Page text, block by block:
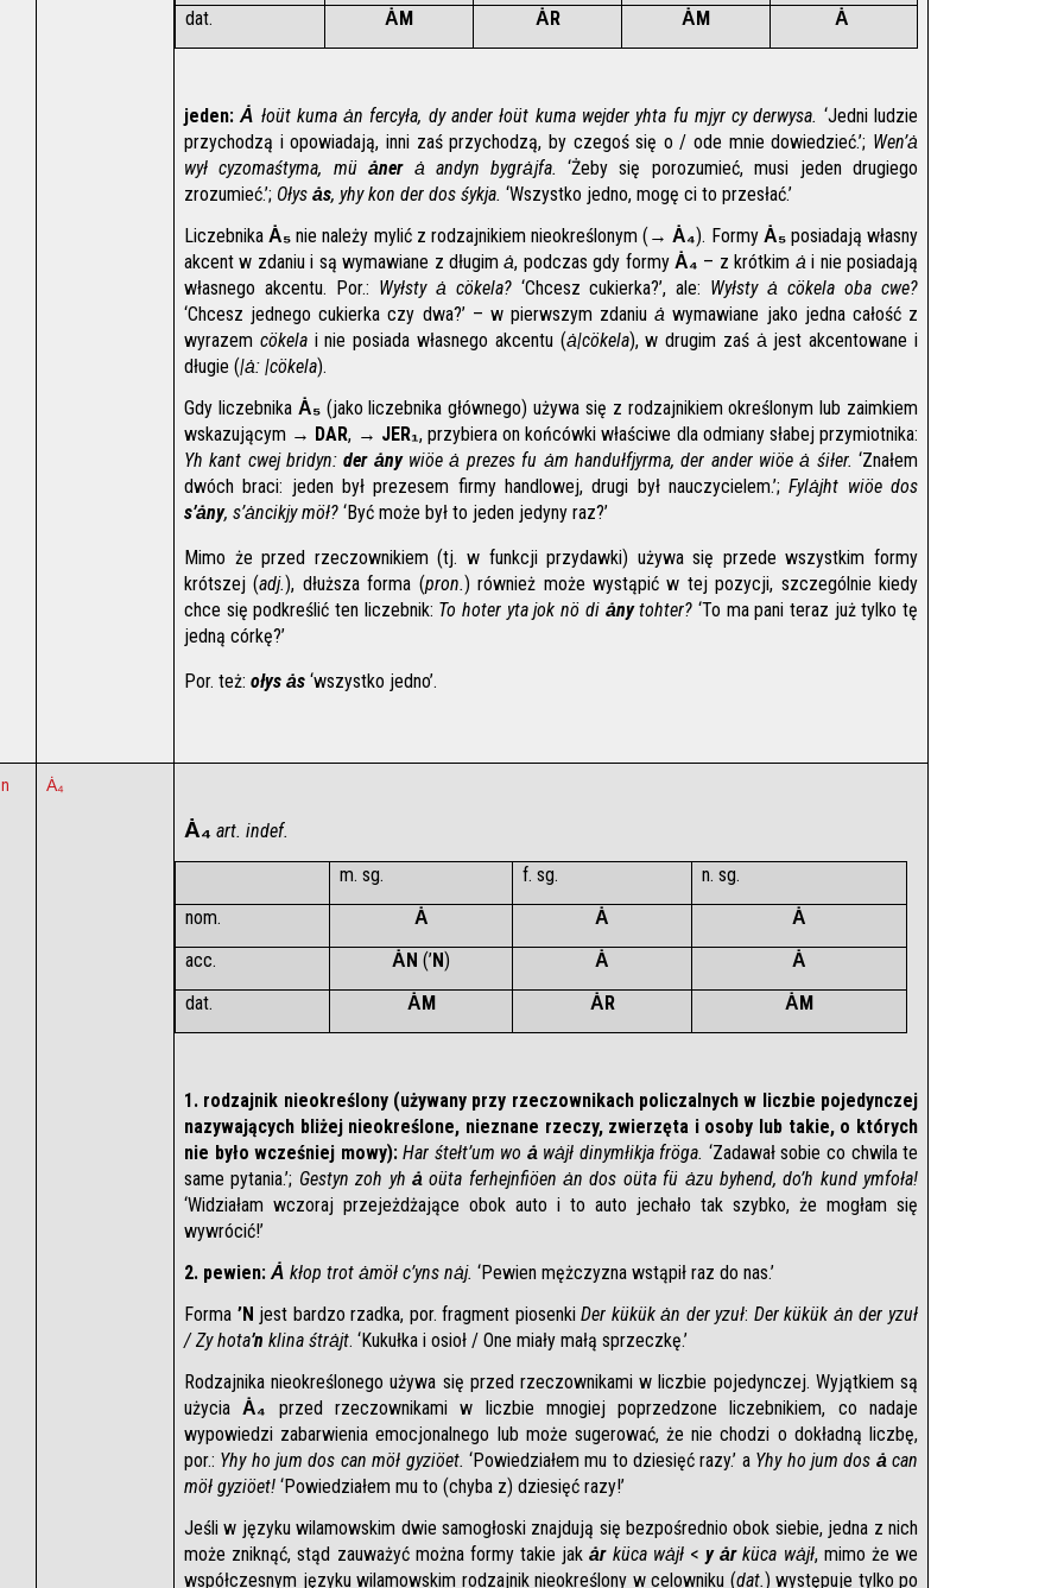
dat.
ȦM ȦR ȦM Ȧ
jeden: Ȧ łoüt kuma ȧn fercyła, dy ander łoüt kuma wejder yhta fu mjyr cy derwysa. ‘Jedni ludzie
przychodzą i opowiadają, inni zaś przychodzą, by czegoś się o / ode mnie dowiedzieć.’; Wen’ȧ
wył cyzomaśtyma, mü ȧner ȧ andyn bygrȧjfa. ‘Żeby się porozumieć, musi jeden drugiego
zrozumieć.’; Ołys ȧs, yhy kon der dos śykja. ‘Wszystko jedno, mogę ci to przesłać.’
Liczebnika Ȧ₅ nie należy mylić z rodzajnikiem nieokreślonym (→ Ȧ₄). Formy Ȧ₅ posiadają własny
akcent w zdaniu i są wymawiane z długim ȧ, podczas gdy formy Ȧ₄ – z krótkim ȧ i nie posiadają
własnego akcentu. Por.: Wyłsty ȧ cökela? ‘Chcesz cukierka?’, ale: Wyłsty ȧ cökela oba cwe?
‘Chcesz jednego cukierka czy dwa?’ – w pierwszym zdaniu ȧ wymawiane jako jedna całość z
wyrazem cökela i nie posiada własnego akcentu (ȧ|cökela), w drugim zaś ȧ jest akcentowane i
długie (|ȧ: |cökela).
Gdy liczebnika Ȧ₅ (jako liczebnika głównego) używa się z rodzajnikiem określonym lub zaimkiem
wskazującym → DAR, → JER₁
Yh kant cwej bridyn: der ȧny wiöe ȧ prezes fu ȧm handułfjyrma, der ander wiöe ȧ śiłer. ‘Znałem
dwóch braci: jeden był prezesem firmy handlowej, drugi był nauczycielem.’;
s’ȧny, s’ȧncikjy möł? ‘Być może był to jeden jedyny raz?’
Mimo że przed rzeczownikiem (tj. w funkcji przydawki) używa się przede wszystkim formy
krótszej (adj.), dłuższa forma (pron.) również może wystąpić w tej pozycji, szczególnie kiedy
chce się podkreślić ten liczebnik: To hoter yta jok nö di ȧny tohter? ‘To ma pani teraz już tylko tę
jedną córkę?’
Por. też: ołys ȧs ‘wszystko jedno’.
Ȧ₄
Ȧ₄ art. indef.
m. sg.
f. sg.
n. sg.
nom.
Ȧ Ȧ
Ȧ
acc.
ȦN (’N) Ȧ
Ȧ
dat.
ȦM ȦR ȦM
1. rodzajnik nieokreślony (używany przy rzeczownikach policzalnych w liczbie pojedynczej
nazywających bliżej nieokreślone, nieznane rzeczy, zwierzęta i osoby lub takie, o których
nie było wcześniej mowy): Har śtełt’um wo ȧ wȧjł dinymłikja fröga. ‘Zadawał sobie co chwila te
same pytania.’; Gestyn zoh yh ȧ oüta ferhejnfiöen ȧn dos oüta fü ȧzu byhend, do’h kund ymfoła!
‘Widziałam wczoraj przejeżdżające obok auto i to auto jechało tak szybko, że mogłam się
wywrócić!’
2. pewien: Ȧ kłop trot ȧmöł c’yns nȧj. ‘Pewien mężczyzna wstąpił raz do nas.’
Forma ’N jest bardzo rzadka, por. fragment piosenki Der kükük ȧn der yzuł: Der kükük ȧn der yzuł
/ Zy hota’n klina śtrȧjt. ‘Kukułka i osioł / One miały małą sprzeczkę.’
Rodzajnika nieokreślonego używa się przed rzeczownikami w liczbie pojedynczej. Wyjątkiem są
użycia Ȧ₄ przed rzeczownikami w liczbie mnogiej poprzedzone liczebnikiem, co nadaje
wypowiedzi zabarwienia emocjonalnego lub może sugerować, że nie chodzi o dokładną liczbę,
por.: Yhy ho jum dos can möł gyziöet. ‘Powiedziałem mu to dziesięć razy.’ a Yhy ho jum dos ȧ can
möł gyziöet! ‘Powiedziałem mu to (chyba z) dziesięć razy!’
Jeśli w języku wilamowskim dwie samogłoski znajdują się bezpośrednio obok siebie, jedna z nich
może zniknąć, stąd zauważyć można formy takie jak ȧr küca wȧjł < y ȧr küca wȧjł, mimo że we
współczesnym języku wilamowskim rodzajnik nieokreślony w celowniku (dat.) występuje tylko po